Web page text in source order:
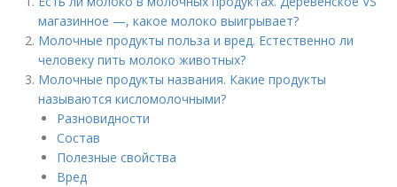
магазинное —, какое молоко выигрывает?
Молочные продукты польза и вред. Естественно ли
человеку пить молоко животных?
Молочные продукты названия. Какие продукты
называются кисломолочными?
Разновидности
Состав
Полезные свойства
Вред